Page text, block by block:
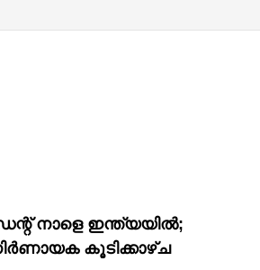
നാളെ ഇന്ത്യയിൽ;
കൂടിക്കാഴ്ച